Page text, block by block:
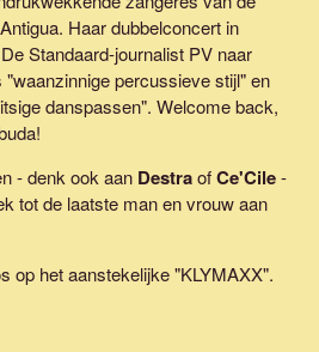
Haar dubbelconcert in
Standaard-journalist PV naar
percussieve stijl" en
danspassen". Welcome back,
- denk ook aan DestraofCe'Cile-
tot de laatste man en vrouw aan
op het aanstekelijke "KLYMAXX".